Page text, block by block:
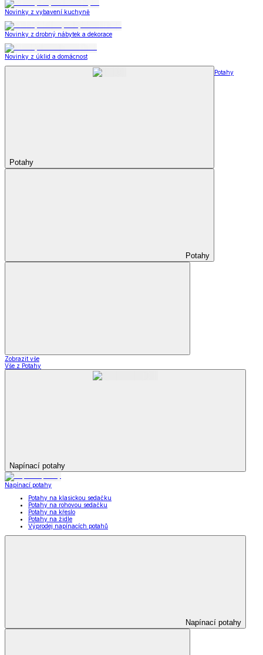
Novinky z vybavení kuchyně
Novinky z drobný nábytek a dekorace
Novinky z úklid a domácnost
Potahy
Potahy
Potahy
Zobrazit vše
Vše z Potahy
Napínací potahy
Napínací potahy
Potahy na klasickou sedačku
Potahy na rohovou sedačku
Potahy na křeslo
Potahy na židle
Výprodej napínacích potahů
Napínací potahy